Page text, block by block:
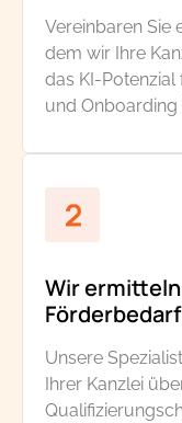
Vereinbaren Sie
dem wir Ihre
das KI-
und Onboarding
Wir
Förderbedarf
Unsere
Ihrer Kanzlei